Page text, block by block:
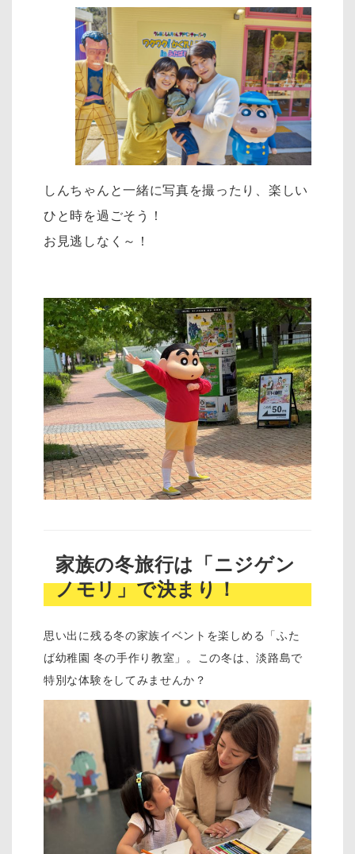
しんちゃんと一緒に写真を撮ったり、楽しい
ひと時を過ごそう！
お見逃しなく～！
家族の冬旅行は「ニジゲン
ノモリ」で決まり！
思い出に残る冬の家族イベントを楽しめる「ふた
ば幼稚園 冬の手作り教室」。この冬は、淡路島で
特別な体験をしてみませんか？